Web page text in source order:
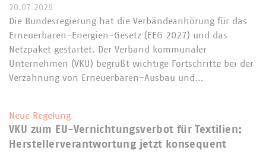
20.07.2026
Die Bundesregierung hat die Verbändeanhörung für das
Erneuerbaren-Energien-Gesetz (EEG 2027) und das
Netzpaket gestartet. Der Verband kommunaler
Unternehmen (VKU) begrüßt wichtige Fortschritte bei der
Verzahnung von Erneuerbaren-Ausbau und…
Neue Regelung
VKU zum EU-Vernichtungsverbot für Textilien:
Herstellerverantwortung jetzt konsequent